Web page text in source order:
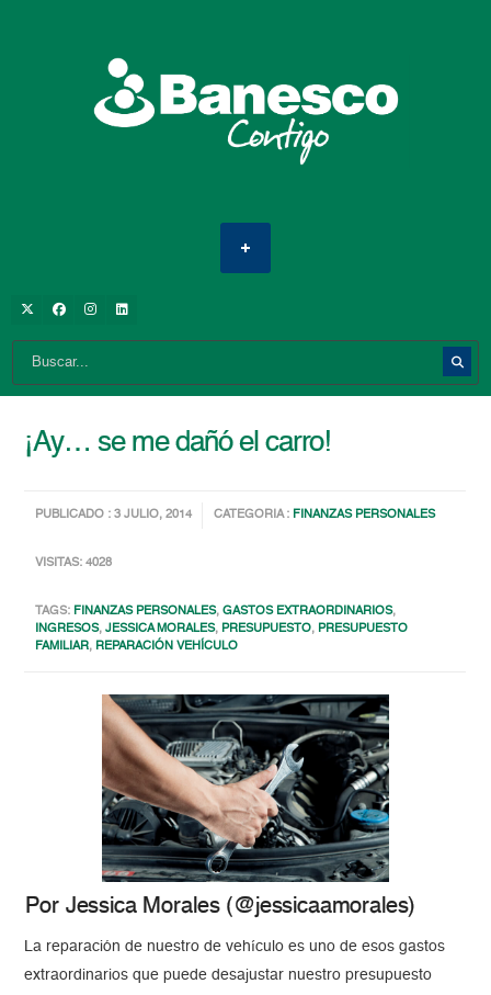
¡Ay… se me dañó el carro!
PUBLICADO : 3 JULIO, 2014 CATEGORIA : FINANZAS PERSONALES
VISITAS: 4028
TAGS: FINANZAS PERSONALES,GASTOS EXTRAORDINARIOS,
INGRESOS,JESSICA MORALES, PRESUPUESTO, PRESUPUESTO
FAMILIAR, REPARACIÓN VEHÍCULO
Por Jessica Morales (@jessicaamorales)
La reparación de nuestro de vehículo es uno de esos gastos
extraordinarios que puede desajustar nuestro presupuesto